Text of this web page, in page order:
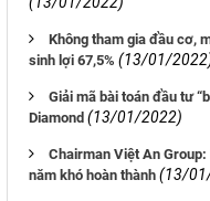
Không tham gia đầu cơ,
sinh lợi 67,5% (13/01/
Giải mã bài toán đầu tư
Diamond (13/01/2022)
Chairman Việt An
năm khó hoàn thành (13/